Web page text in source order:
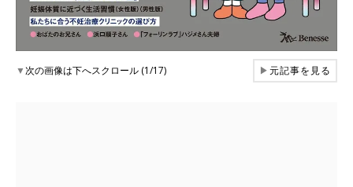
▼次の画像は下へスクロール (1/17) ▶元記事を見る